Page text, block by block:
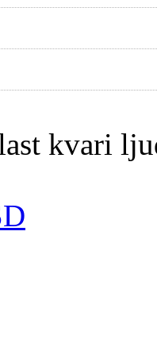
kvari